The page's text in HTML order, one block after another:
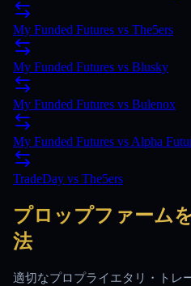
My Funded Futures vs The5ers
My Funded Futures vs Blusky
My Funded Futures vs Bulenox
My Funded Futures vs Alpha
TradeDay vs The5ers
プロップファーム
法
適切なプロプライエタリ・トレ